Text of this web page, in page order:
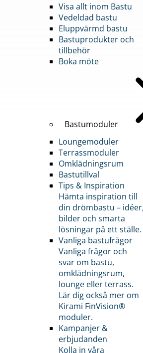
Visa allt inom Bastu
Vedeldad bastu
Eluppvärmd bastu
Bastuprodukter och
tillbehör
Boka möte
Bastumoduler
Loungemoduler
Terrassmoduler
Omklädningsrum
Bastutillval
Tips & Inspiration
Hämta inspiration till
din drömbastu – idéer,
bilder och smarta
lösningar på ett ställe.
Vanliga bastufrågor
Vanliga frågor och
svar om bastu,
omklädningsrum,
lounge eller terrass.
Lär dig också mer om
Kirami FinVision®
moduler.
Kampanjer &
erbjudanden
Kolla in våra